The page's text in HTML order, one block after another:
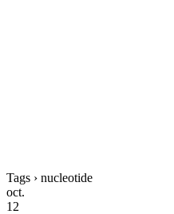
Tags › nucleotide
oct.
12